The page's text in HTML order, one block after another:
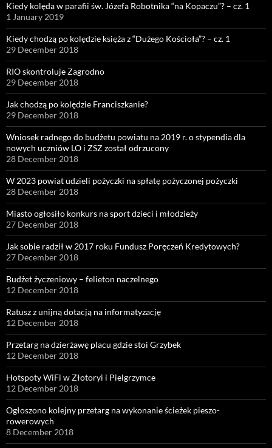
Kiedy kolęda w parafii św. Józefa Robotnika “na Kopaczu”? – cz. 1
1 January 2019
Kiedy chodzą po kolędzie księża z “Dużego Kościoła”? – cz. 1
29 December 2018
RIO skontroluje Zagrodno
29 December 2018
Jak chodzą po kolędzie Franciszkanie?
29 December 2018
Wniosek radnego do budżetu powiatu na 2019 r. o stypendia dla
nowych uczniów LO i ZSZ został odrzucony
28 December 2018
W 2023 powiat udzieli pożyczki na spłatę pożyczonej pożyczki
28 December 2018
Miasto ogłosiło konkurs na sport dzieci i młodzieży
27 December 2018
Jak sobie radził w 2017 roku Fundusz Poręczeń Kredytowych?
27 December 2018
Budżet życzeniowy – felieton naczelnego
12 December 2018
Ratusz z unijną dotacją na informatyzację
12 December 2018
Przetarg na dzierżawę placu gdzie stoi Grzybek
12 December 2018
Hotspoty WiFi w Złotoryi i Pielgrzymce
12 December 2018
Ogłoszono kolejny przetarg na wykonanie ścieżek pieszo-
rowerowych
8 December 2018